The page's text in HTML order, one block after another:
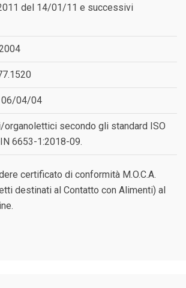
del 14/01/11 e successivi
06/04/04
secondo gli standard ISO
6653-1:2018-09.
certificato di conformità M.O.C.A.
destinati al Contatto con Alimenti) al